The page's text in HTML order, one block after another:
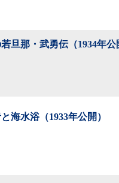
旦那・武勇伝（1934年公
海水浴（1933年公開）